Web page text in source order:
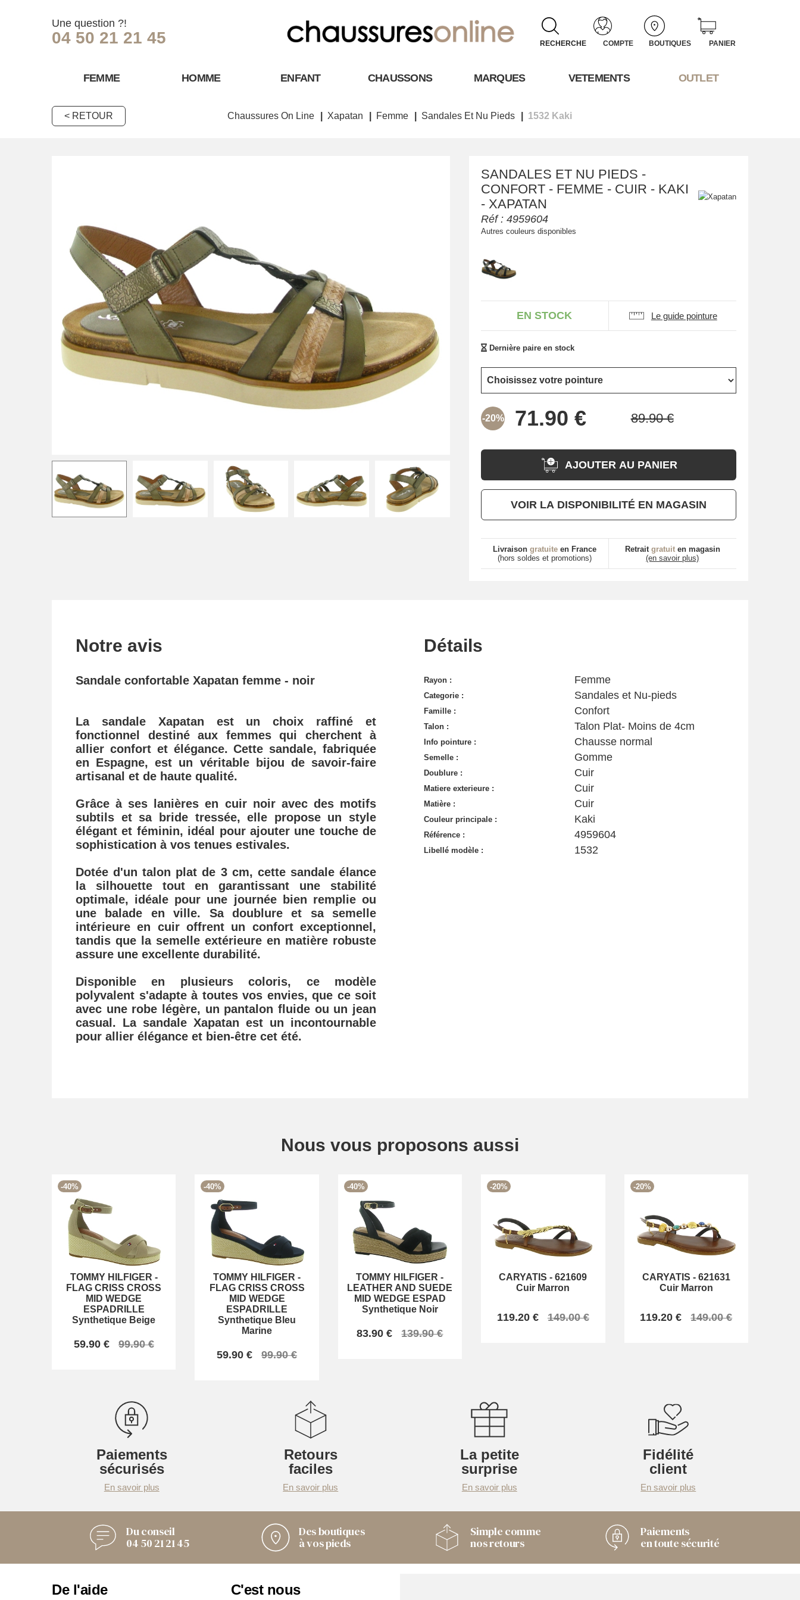
Une question ?!
04 50 21 21 45 RECHERCHE COMPTE BOUTIQUES PANIER
FEMME HOMME ENFANT CHAUSSONS MARQUES VETEMENTS OUTLET
< RETOUR Chaussures On Line Xapatan Femme Sandales Et Nu Pieds 1532 Kaki
SANDALES ET NU PIEDS -
CONFORT - FEMME - CUIR - KAKI
- XAPATAN
Réf :4959604
Autres couleurs disponibles
EN STOCK Le guide pointure
Dernière paire en stock
-20%
AJOUTER AU PANIER
VOIR LA DISPONIBILITÉ EN MAGASIN
Livraison gratuiteen France
(hors soldes et promotions)
Retrait gratuiten magasin
(en savoir plus)
Notre avis
Sandale confortable Xapatan femme - noir
La sandale Xapatan est un choix raffiné et
fonctionnel destiné aux femmes qui cherchent à
allier confortet élégance. Cette sandale, fabriquée
en Espagne, est un véritable bijou de savoir-faire
artisanal et de haute qualité.
Grâce à ses lanières en cuir noir avec des motifs
subtils et sa bride tressée, elle propose un style
élégant et féminin, idéal pour ajouter une touche de
sophistication à vos tenues estivales.
Dotée d'un talon plat de 3 cm, cette sandale élance
la silhouette tout en garantissant une stabilité
optimale, idéale pour une journée bien remplie ou
une balade en ville. Sa doublure et sa semelle
intérieure en cuir offrent un confort exceptionnel,
tandis que la semelle extérieure en matière robuste
assure une excellente durabilité.
Disponible en plusieurs coloris, ce modèle
polyvalent s'adapte à toutes vos envies, que ce soit
avec une robe légère, un pantalon fluide ou un jean
casual. La sandale Xapatan est un incontournable
pour allier élégance et bien-être cet été.
Détails
Rayon : Femme
Categorie : Sandales et Nu-pieds
Famille : Confort
Talon : Talon Plat- Moins de 4cm
Info pointure : Chausse normal
Semelle : Gomme
Doublure : Cuir
Matiere exterieure : Cuir
Matière : Cuir
Couleur principale : Kaki
Référence : 4959604
Libellé modèle : 1532
Nous vous proposons aussi
-40%
TOMMY HILFIGER -
FLAG CRISS CROSS
MID WEDGE
ESPADRILLE
Synthetique Beige
59.90 € 99.90 €
-40%
TOMMY HILFIGER -
FLAG CRISS CROSS
MID WEDGE
ESPADRILLE
Synthetique Bleu
Marine
59.90 € 99.90 €
-40%
TOMMY HILFIGER -
LEATHER AND SUEDE
MID WEDGE ESPAD
Synthetique Noir
83.90 € 139.90 €
-20%
CARYATIS -621609
Cuir Marron
119.20 € 149.00 €
-20%
CARYATIS - 621631
Cuir Marron
119.20 € 149.00 €
Paiements
sécurisés
En savoir plus
Retours
faciles
En savoir plus
La petite
surprise
En savoir plus
Fidélité
client
En savoir plus
Du conseil
04 50 21 21 45
Des boutiques
à vos pieds
Simple comme
nos retours
Paiements
en toute sécurité
De l'aide C'est nous